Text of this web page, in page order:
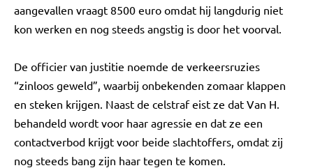
aangevallen vraagt 8500 euro omdat hij langdurig niet
kon werken en nog steeds angstig is door het voorval.
De officier van justitie noemde de verkeersruzies
“zinloos geweld”, waarbij onbekenden zomaar klappen
en steken krijgen. Naast de celstraf eist ze dat Van H.
behandeld wordt voor haar agressie en dat ze een
contactverbod krijgt voor beide slachtoffers, omdat zij
nog steeds bang zijn haar tegen te komen.